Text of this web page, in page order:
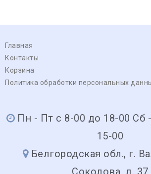
Главная
Контакты
Корзина
Политика обработки персональных
Пн - Пт с 8-00 до 18-00 Сб
15-00
Белгородская обл., г.
Соколова, д. 37